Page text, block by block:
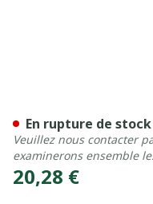
20,28 €
En rupture de stock
Veuillez nous contacter
examinerons ensemble